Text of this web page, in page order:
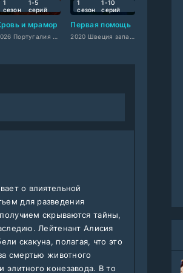
и мрамор
1
сезон
1-5
cерий
Первая помощь
1
сезон
1-10
cерий
о влиятельной
для разведения
скрываются тайны,
Лейтенант Алисия
скакуна, полагая, что это
смертью животного
конезавода. В то